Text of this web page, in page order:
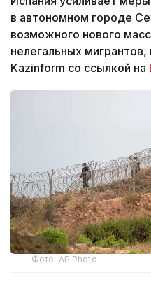
в автономном городе
возможного нового
нелегальных
Kazinform со ссылкой на
Фото: AP Photo